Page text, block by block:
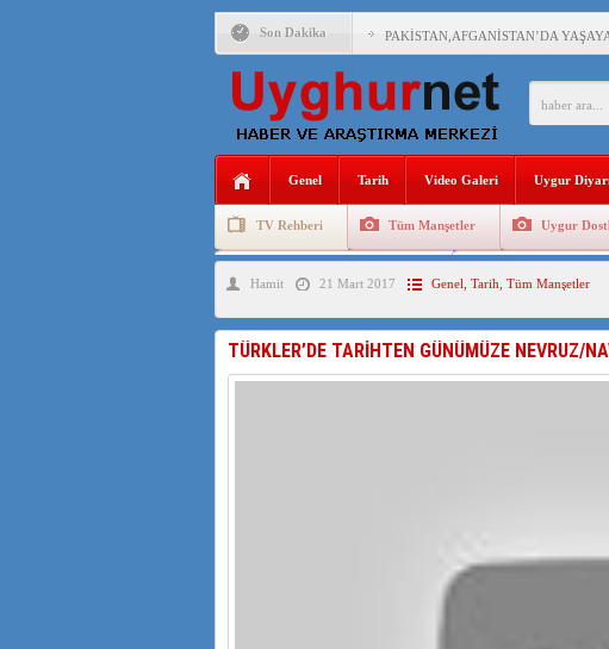
Son Dakika PAKİSTAN,AFGANİSTAN’DA
ANAHTAR PARTİ GENEL
ÇİN’İN DOĞU TÜRKİSTAN’DAKİ
DİYANET AKADEMİSİ BAŞKANI
ÇİN’İN UYGUR POLİTİKALARINI
MHP’DEN URUMÇİ KATLİAMI
Genel Tarih Video Galeri Uygur
TV Rehberi Tüm Manşetler Uygur
Uygurlarda Düğün ve Cenaze
Hamit 21 Mart 2017 Genel Tarih Tüm Manşetler
TÜRKLER’DE TARİHTEN GÜNÜMÜZE NEVRUZ/